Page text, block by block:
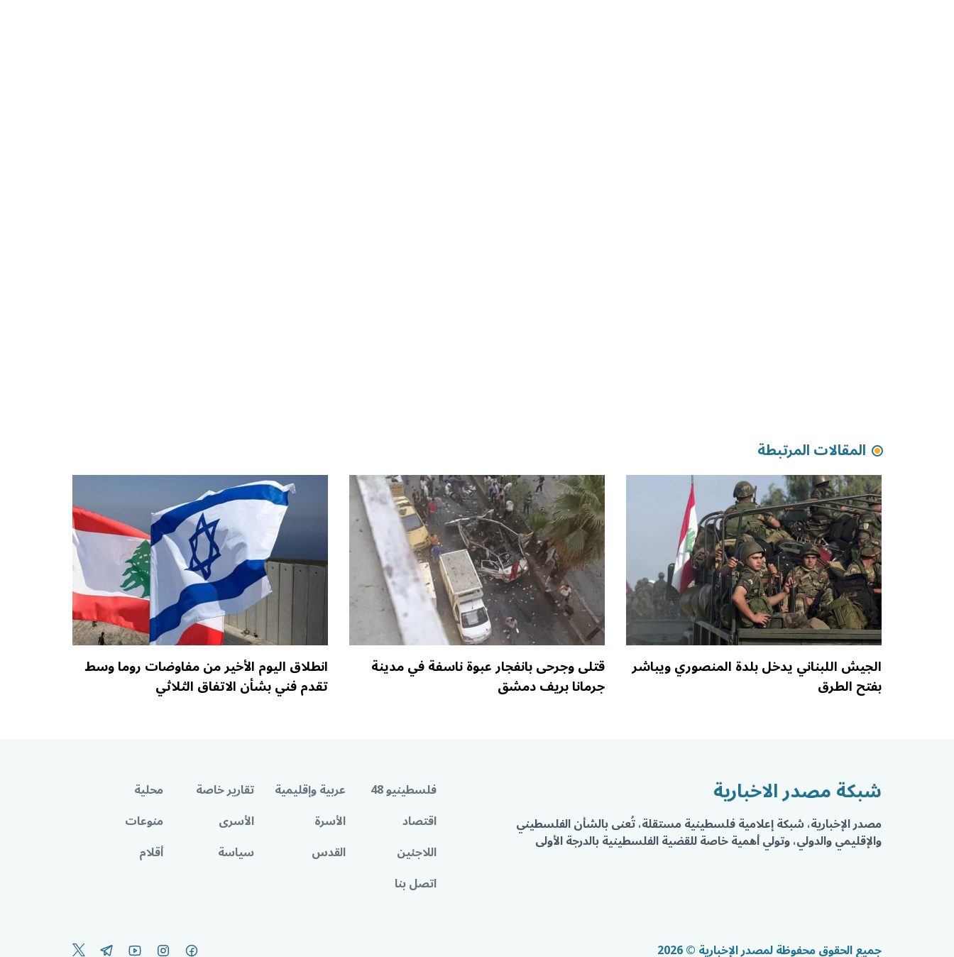
المقالات المرتبطة
الجيش اللبناني يدخل بلدة المنصوري ويباشر
بفتح الطرق
قتلى وجرحى بانفجار عبوة ناسفة في مدينة
جرمانا بريف دمشق
انطلاق اليوم الأخير من مفاوضات روما وسط
تقدم فني بشأن الاتفاق الثلاثي
شبكة مصدر الاخبارية
مصدر الإخبارية، شبكة إعلامية فلسطينية مستقلة، تُعنى بالشأن الفلسطيني
والإقليمي والدولي، وتولي أهمية خاصة للقضية الفلسطينية بالدرجة الأولى
فلسطينيو 48 عربية وإقليمية تقارير خاصة
محلية
اقتصاد
الأسرة الأسرى
منوعات
اللاجئين
القدس سياسة
أقلام
اتصل بنا
جميع الحقوق محفوظة لمصدر الإخبارية © 2026